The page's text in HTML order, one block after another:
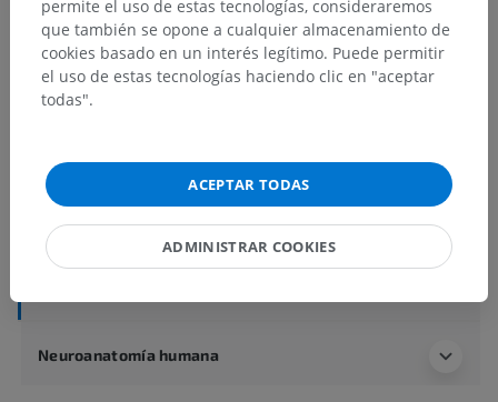
Estructuras subyacentes:
Surco central
Surco lateral
Surcos interlobulares
Surco cingular
Surco subparietal
Surco colateral
Neuroanatomía humana
permite el uso de estas tecnologías, consideraremos
que también se opone a cualquier almacenamiento de
cookies basado en un interés legítimo. Puede permitir
el uso de estas tecnologías haciendo clic en "aceptar
todas".
ACEPTAR TODAS
ADMINISTRAR COOKIES